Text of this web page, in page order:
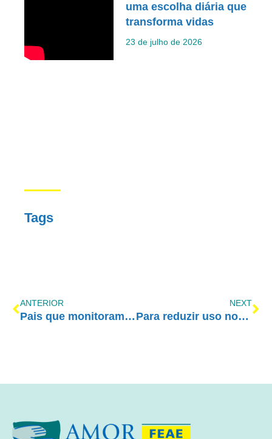
uma escolha diária que
transforma vidas
23 de julho de 2026
Tags
ANTERIOR
Pais que monitoram seus filhos previnem envolvimento precoce com drogas
NEXT
Para reduzir uso nocivo do álcool e suas consequências, OPAS/OMS lança iniciativa SAFER no Brasil